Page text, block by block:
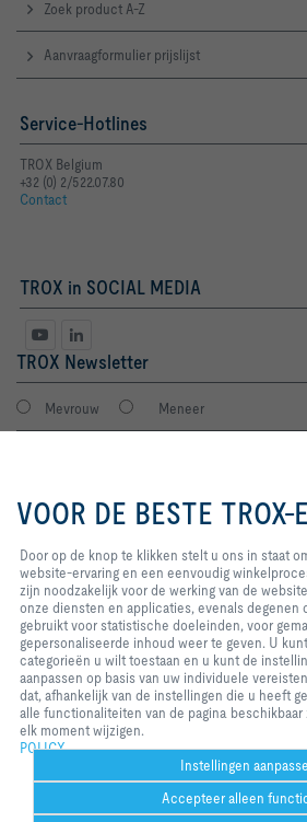
Zoek product A-Z
Aanvraagformulier prijslijst
Service-Hotlines
TROX Belgium
+32 (0) 2/522.07.80
Contact
TROX in SOCIAL MEDIA
TROX Newsletter
Mevrouw Meneer
Ik stem in met verwerking van mijn gegevens
regels.
aanmelden
Home Contacten
Leverings- en
Privacy
2026 © S.A. TROX Belgium/
ons in staat om u
website-ervaring en
bieden. Deze
noodzakelijk voor de
de website en voor
van onze diensten
evenals degenen
worden gebruikt
doeleinden, voor
gemaksinstellingen
gepersonaliseerde
geven. U kunt
kunt de instellingen
datagebruik
van uw individuele
Houd er rekening
afhankelijk van de
VOOR DE BESTE TROX-
Door op de knop te klikken stelt u ons in staat
website-ervaring en een eenvoudig
zijn noodzakelijk voor de werking van de
onze diensten en applicaties, evenals degenen
gebruikt voor statistische doeleinden, voor
gepersonaliseerde inhoud weer te geven. U
categorieën u wilt toestaan en u kunt de
aanpassen op basis van uw individuele
dat, afhankelijk van de instellingen die u heeft
alle functionaliteiten van de pagina
elk moment wijzigen.
POLICY
Instellingen
Accepteer alleen